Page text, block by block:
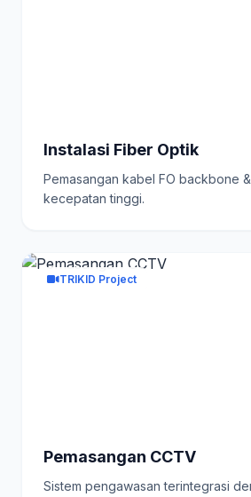
Instalasi Fiber Optik
Pemasangan kabel FO backbone
kecepatan tinggi.
TRIKID Project
Pemasangan CCTV
Sistem pengawasan terintegrasi